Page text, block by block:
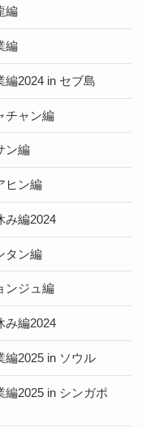
編
編
2024 in セブ島
チャン編
ン編
ヒン編
み編2024
タン編
ンジュ編
み編2024
編2025 in ソウル
2025 in シンガポ